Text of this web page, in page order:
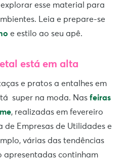
esse material para
Leia e prepare-se
e estilo ao seu apê.
está em alta
e pratos a entalhes em
super na moda. Nas feiras
, realizadas em fevereiro
de Empresas de Utilidades e
várias das tendências
apresentadas continham